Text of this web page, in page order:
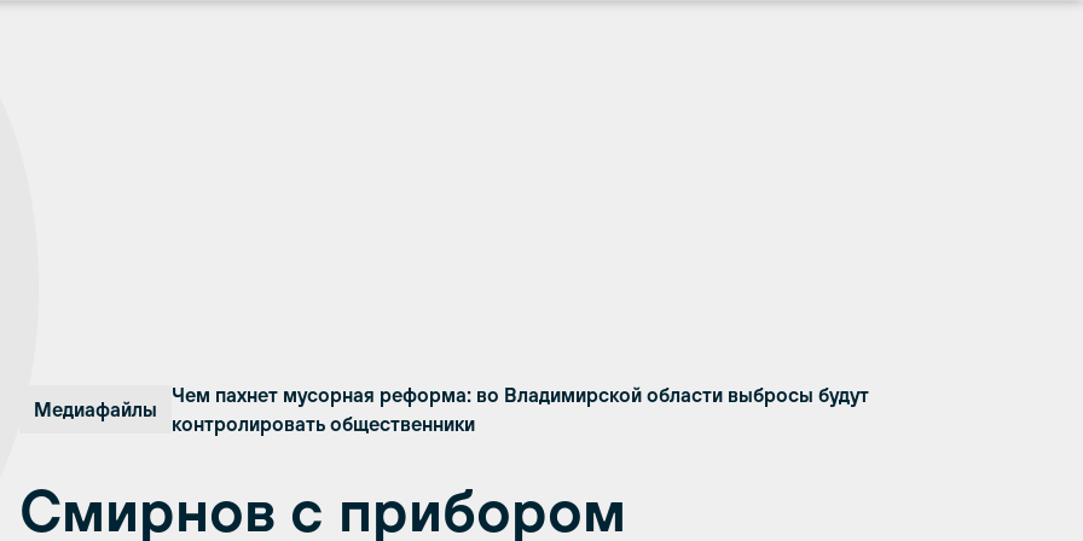
Медиафайлы
Чем пахнет мусорная реформа: во Владимирской области выбросы будут
контролировать общественники
Смирнов с прибором